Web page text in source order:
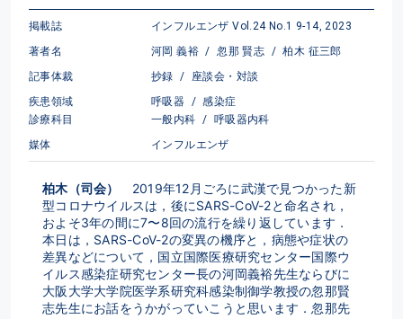
掲載誌
インフルエンザ Vol.24 No.1 9-14, 2023
著者名
河岡 義裕 / 忽那 賢志 / 柏木 征三郎
記事体裁
抄録 /
座談会・対談
疾患領域
呼吸器 / 感染症
診療科目
一般内科 / 呼吸器内科
媒体
インフルエンザ
柏木（司会）
2019年12月ごろに武漢で見つかった新
型コロナウイルスは，後にSARS-CoV-2と命名され，
およそ3年の間に7〜8回の流行を繰り返しています．
本日は，SARS-CoV-2の変異の機序と，病態や症状の
差異などについて，国立国際医療研究センター国際ウ
イルス感染症研究センター長の河岡義裕先生ならびに
大阪大学大学院医学系研究科感染制御学教授の忽那賢
志先生にお話をうかがっていこうと思います．忽那先